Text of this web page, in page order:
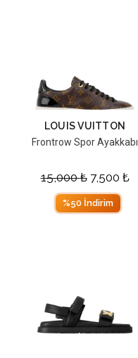
LOUIS VUITTON
Frontrow Spor Ayakkabı
15,000₺ 7,500 ₺
%50 İndirim